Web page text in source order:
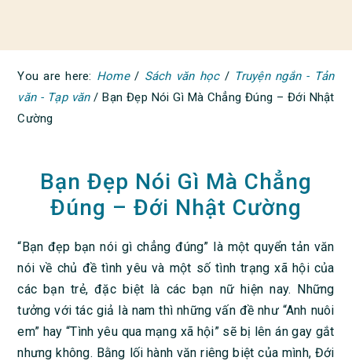
You are here: Home / Sách văn học / Truyện ngắn - Tản
văn - Tạp văn / Bạn Đẹp Nói Gì Mà Chẳng Đúng – Đới Nhật
Cường
Bạn Đẹp Nói Gì Mà Chẳng
Đúng – Đới Nhật Cường
“Bạn đẹp bạn nói gì chẳng đúng” là một quyển tản văn
nói về chủ đề tình yêu và một số tình trạng xã hội của
các bạn trẻ, đặc biệt là các bạn nữ hiện nay. Những
tưởng với tác giả là nam thì những vấn đề như “Anh nuôi
em” hay “Tình yêu qua mạng xã hội” sẽ bị lên án gay gắt
nhưng không. Bằng lối hành văn riêng biệt của mình, Đới